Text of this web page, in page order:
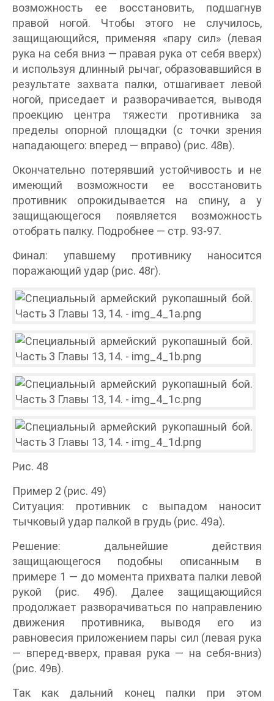
возможность ее восстановить, подшагнув
правой ногой. Чтобы этого не случилось,
защищающийся, применяя «пару сил» (левая
рука на себя вниз — правая рука от себя вверх)
и используя длинный рычаг, образовавшийся в
результате захвата палки, отшагивает левой
ногой, приседает и разворачивается, выводя
проекцию центра тяжести противника за
пределы опорной площадки (с точки зрения
нападающего: вперед — вправо) (рис. 48в).
Окончательно потерявший устойчивость и не
имеющий возможности ее восстановить
противник опрокидывается на спину, а у
защищающегося появляется возможность
отобрать палку. Подробнее — стр. 93-97.
Финал: упавшему противнику наносится
поражающий удар (рис. 48г).
Рис. 48
Пример 2 (рис. 49)
Ситуация: противник с выпадом наносит
тычковый удар палкой в грудь (рис. 49а).
Решение: дальнейшие действия
защищающегося подобны описанным в
примере 1 — до момента прихвата палки левой
рукой (рис. 49б). Далее защищающийся
продолжает разворачиваться по направлению
движения противника, выводя его из
равновесия приложением пары сил (левая рука
— вперед-вверх, правая рука — на себя-вниз)
(рис. 49в).
Так как дальний конец палки при этом